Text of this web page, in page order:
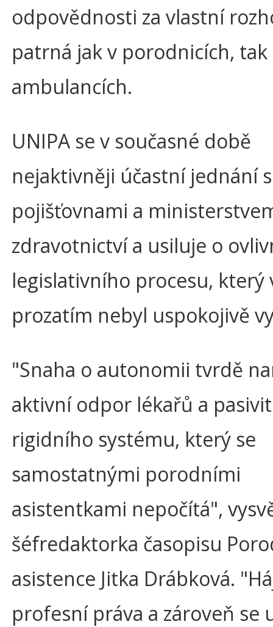
odpovědnosti za vlastní
patrná jak v porodnicích, tak
ambulancích.
UNIPA se v současné době
nejaktivněji účastní jednání s
pojišťovnami a
zdravotnictví a usiluje o
legislativního procesu, který
prozatím nebyl uspokojivě
"Snaha o autonomii tvrdě
aktivní odpor lékařů a
rigidního systému, který se
samostatnými porodními
asistentkami nepočítá",
šéfredaktorka časopisu
asistence Jitka Drábková.
profesní práva a zároveň se